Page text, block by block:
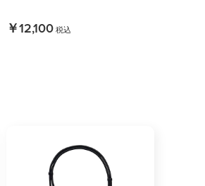
￥12,100税込